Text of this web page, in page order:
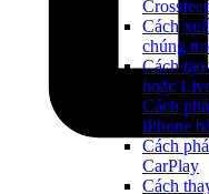
Cách
chúng
Cách
hoặc
Cách
iPhone
Cách
CarPlay
Cách